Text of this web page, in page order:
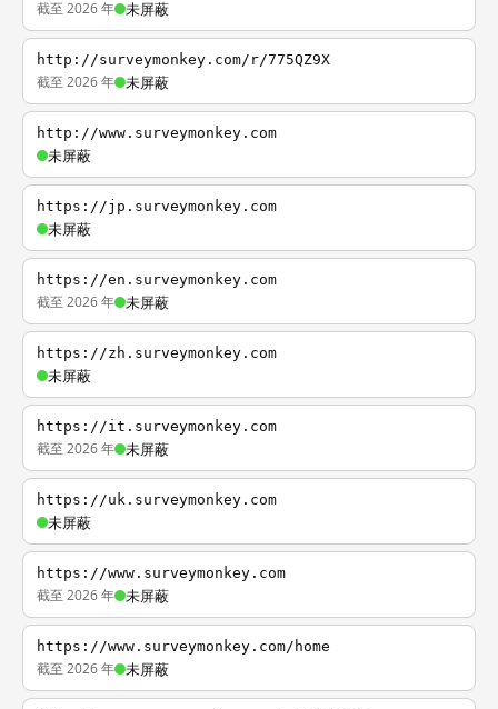
截至 2026 年 未屏蔽
http://surveymonkey.com/r/775QZ9X
截至 2026 年 未屏蔽
http://www.surveymonkey.com
未屏蔽
https://jp.surveymonkey.com
未屏蔽
https://en.surveymonkey.com
截至 2026 年 未屏蔽
https://zh.surveymonkey.com
未屏蔽
https://it.surveymonkey.com
截至 2026 年 未屏蔽
https://uk.surveymonkey.com
未屏蔽
https://www.surveymonkey.com
截至 2026 年 未屏蔽
https://www.surveymonkey.com/home
截至 2026 年 未屏蔽